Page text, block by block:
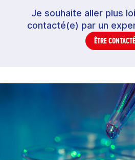
Je souhaite aller plus
contacté(e) par un
ÊTRE CONTACTÉ